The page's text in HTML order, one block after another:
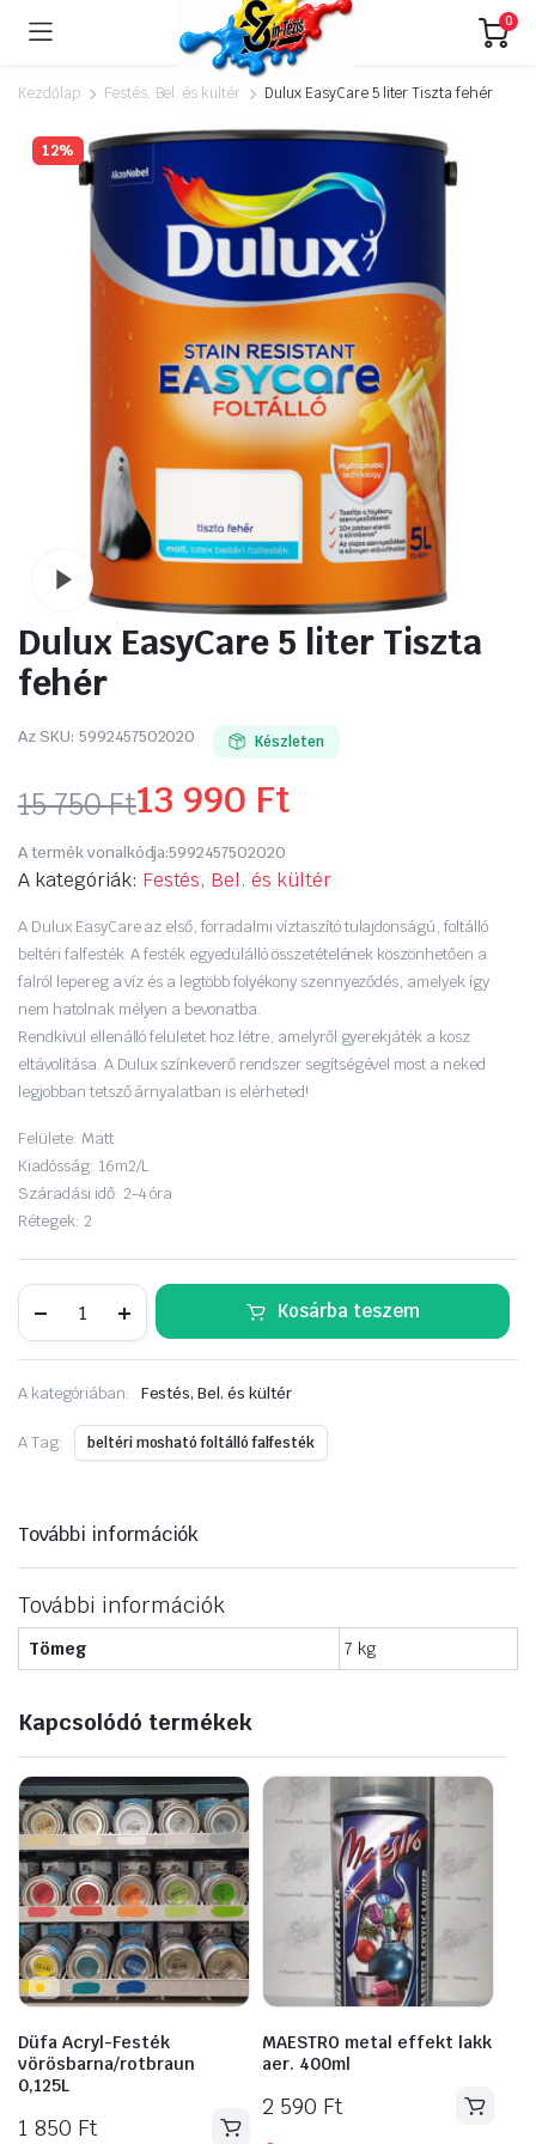
0
Kezdőlap Festés, Bel. és kültér Dulux EasyCare 5 liter Tiszta fehér
12%
Dulux EasyCare 5 liter Tiszta
fehér
Az SKU: 5992457502020 Készleten
15 750Ft
Original
price
was:
15
750 Ft.
13 990 Ft
Current
price
is:
13
990 Ft.
A termék vonalkódja:5992457502020
A kategóriák: Festés, Bel. és kültér
A Dulux EasyCare az első, forradalmi víztaszító tulajdonságú, foltálló
beltéri falfesték. A festék egyedülálló összetételének köszönhetően a
falról lepereg a víz és a legtöbb folyékony szennyeződés, amelyek így
nem hatolnak mélyen a bevonatba.
Rendkívül ellenálló felületet hoz létre, amelyről gyerekjáték a kosz
eltávolítása. A Dulux színkeverő rendszer segítségével most a neked
legjobban tetsző árnyalatban is elérheted!
Felülete: Matt
Kiadósság: 16m2/L
Száradási idő: 2-4 óra
Rétegek: 2
EasyCare
liter
fehér
Kosárba teszem
A kategóriában: Festés, Bel. és kültér
A Tag: beltéri mosható foltálló falfesték
További információk
További információk
Tömeg 7 kg
Kapcsolódó termékek
Düfa Acryl-Festék
vörösbarna/rotbraun
0,125L
1 850 Ft
MAESTRO metal effekt lakk
aer. 400ml
2 590 Ft